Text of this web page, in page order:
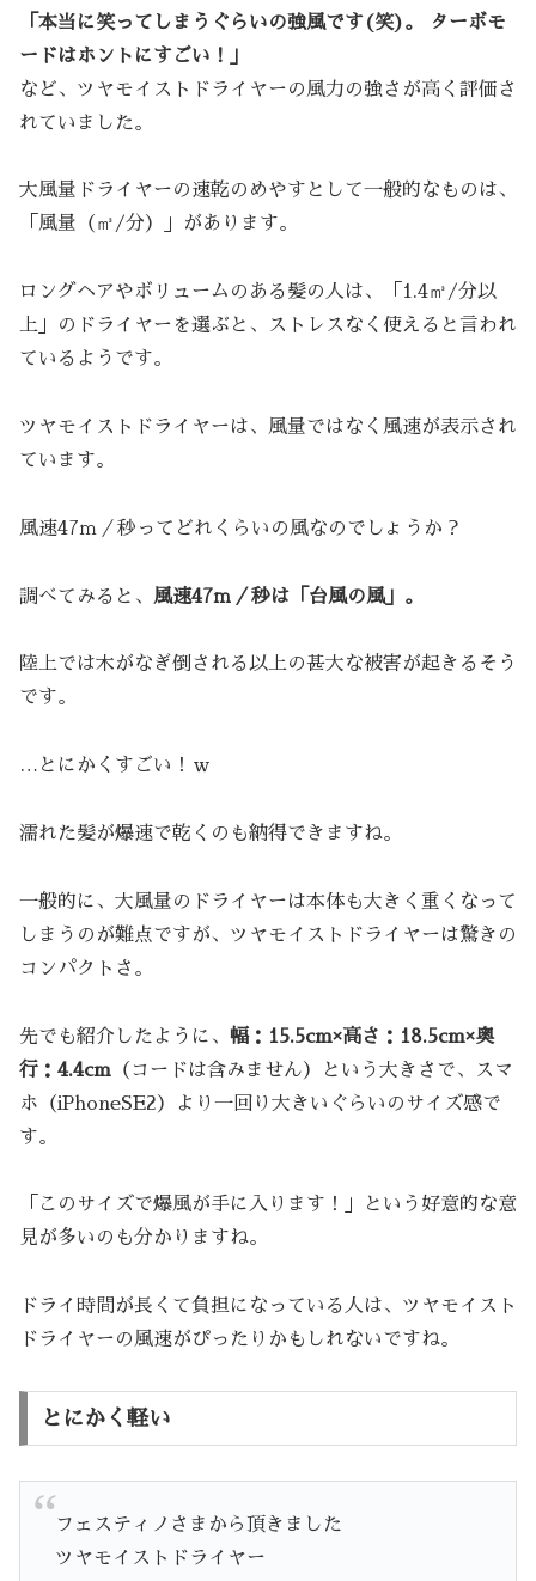
「本当に笑ってしまうぐらいの強風です(笑)。 ターボモ
ードはホントにすごい！」
など、ツヤモイストドライヤーの風力の強さが高く評価さ
れていました。
大風量ドライヤーの速乾のめやすとして一般的なものは、
「風量（㎥/分）」があります。
ロングヘアやボリュームのある髪の人は、「1.4㎥/分以
上」のドライヤーを選ぶと、ストレスなく使えると言われ
ているようです。
ツヤモイストドライヤーは、風量ではなく風速が表示され
ています。
風速47ｍ／秒ってどれくらいの風なのでしょうか？
調べてみると、 風速47ｍ／秒は「台風の風」。
陸上では木がなぎ倒される以上の甚大な被害が起きるそう
です。
…とにかくすごい！ｗ
濡れた髪が爆速で乾くのも納得できますね。
一般的に、大風量のドライヤーは本体も大きく重くなって
しまうのが難点ですが、ツヤモイストドライヤーは驚きの
コンパクトさ。
先でも紹介したように、 幅：15.5cm×高さ：18.5cm×奥
行：4.4cm （コードは含みません）という大きさで、スマ
ホ（iPhoneSE2）より一回り大きいぐらいのサイズ感で
す。
「このサイズで爆風が手に入ります！」という好意的な意
見が多いのも分かりますね。
ドライ時間が長くて負担になっている人は、ツヤモイスト
ドライヤーの風速がぴったりかもしれないですね。
とにかく軽い
フェスティノさまから頂きました
ツヤモイストドライヤー